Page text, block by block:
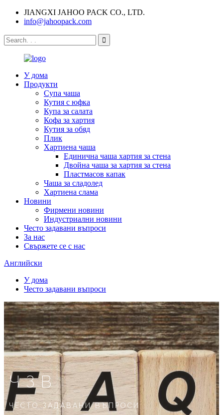
JIANGXI JAHOO PACK CO., LTD.
info@jahoopack.com
У дома
Продукти
Супа чаша
Кутия с юфка
Купа за салата
Кофа за хартия
Кутия за обяд
Плик
Хартиена чаша
Единична чаша хартия за стена
Двойна чаша за хартия за стена
Пластмасов капак
Чаша за сладолед
Хартиена слама
Новини
Фирмени новини
Индустриални новини
Често задавани въпроси
За нас
Свържете се с нас
Английски
У дома
Често задавани въпроси
ЧЗВ
ЧЕСТО ЗАДАВАНИ ВЪПРОСИ